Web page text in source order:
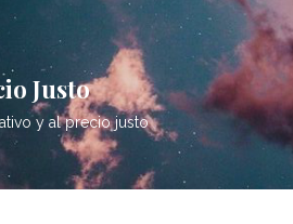
Justo
y al precio justo